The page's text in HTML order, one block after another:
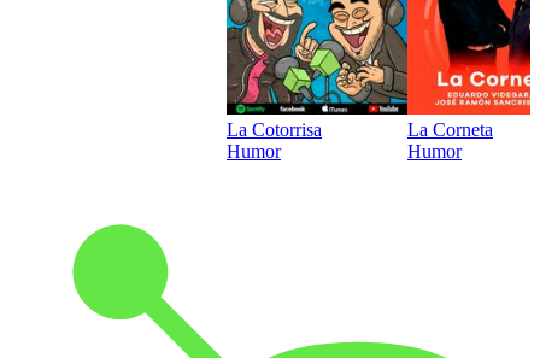
La Cotorrisa
Humor
La Corneta
Humor